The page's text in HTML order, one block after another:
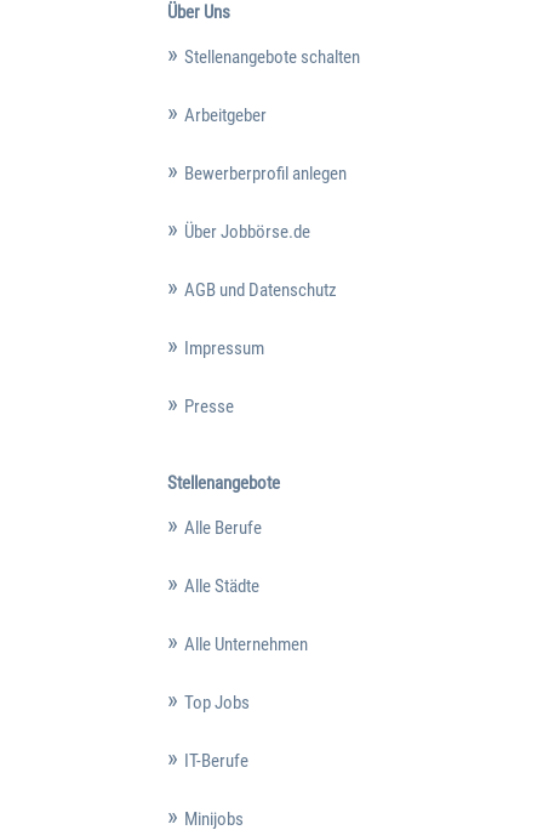
Über Uns
Stellenangebote schalten
Arbeitgeber
Bewerberprofil anlegen
Über Jobbörse.de
AGB und Datenschutz
Impressum
Presse
Stellenangebote
Alle Berufe
Alle Städte
Alle Unternehmen
Top Jobs
IT-Berufe
Minijobs